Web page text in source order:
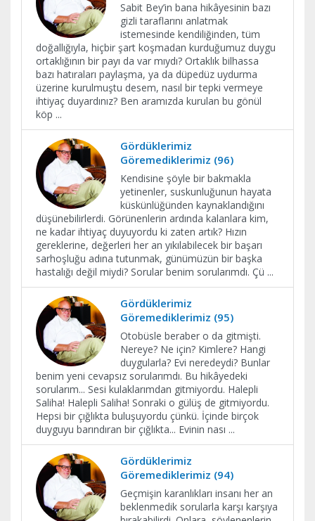
Sabit Bey’in bana hikâyesinin bazı
gizli taraflarını anlatmak
istemesinde kendiliğinden, tüm
doğallığıyla, hiçbir şart koşmadan kurduğumuz duygu
ortaklığının bir payı da var mıydı? Ortaklık bilhassa
bazı hatıraları paylaşma, ya da düpedüz uydurma
üzerine kurulmuştu desem, nasıl bir tepki vermeye
ihtiyaç duyardınız? Ben aramızda kurulan bu gönül
köp ...
Gördüklerimiz
Göremediklerimiz (96)
Kendisine şöyle bir bakmakla
yetinenler, suskunluğunun hayata
küskünlüğünden kaynaklandığını
düşünebilirlerdi. Görünenlerin ardında kalanlara kim,
ne kadar ihtiyaç duyuyordu ki zaten artık? Hızın
gereklerine, değerleri her an yıkılabilecek bir başarı
sarhoşluğu adına tutunmak, günümüzün bir başka
hastalığı değil miydi? Sorular benim sorularımdı. Çü ...
Gördüklerimiz
Göremediklerimiz (95)
Otobüsle beraber o da gitmişti.
Nereye? Ne için? Kimlere? Hangi
duygularla? Evi neredeydi? Bunlar
benim yeni cevapsız sorularımdı. Bu hikâyedeki
sorularım... Sesi kulaklarımdan gitmiyordu. Halepli
Saliha! Halepli Saliha! Sonraki o gülüş de gitmiyordu.
Hepsi bir çığlıkta buluşuyordu çünkü. İçinde birçok
duyguyu barındıran bir çığlıkta... Evinin nası ...
Gördüklerimiz
Göremediklerimiz (94)
Geçmişin karanlıkları insanı her an
beklenmedik sorularla karşı karşıya